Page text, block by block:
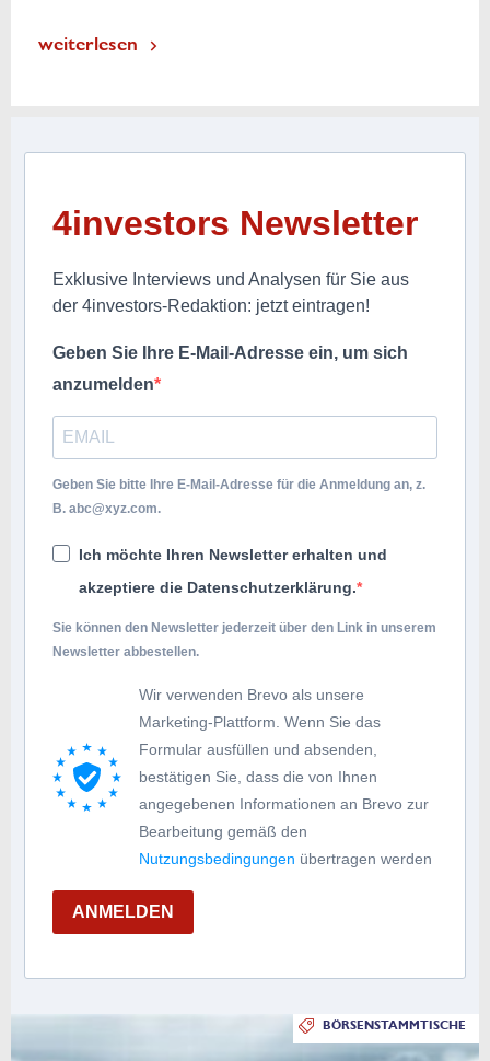
weiterlesen
4investors Newsletter
Exklusive Interviews und Analysen für Sie aus
der 4investors-Redaktion: jetzt eintragen!
Geben Sie Ihre E-Mail-Adresse ein, um sich
anzumelden
Geben Sie bitte Ihre E-Mail-Adresse für die Anmeldung an, z.
B. abc@xyz.com.
Ich möchte Ihren Newsletter erhalten und
akzeptiere die Datenschutzerklärung.
Sie können den Newsletter jederzeit über den Link in unserem
Newsletter abbestellen.
Wir verwenden Brevo als unsere
Marketing-Plattform. Wenn Sie das
Formular ausfüllen und absenden,
bestätigen Sie, dass die von Ihnen
angegebenen Informationen an Brevo zur
Bearbeitung gemäß den
Nutzungsbedingungen übertragen werden
ANMELDEN
BÖRSENSTAMMTISCHE